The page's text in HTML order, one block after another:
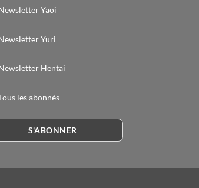
Yaoi
Yuri
Hentai
les abonnés